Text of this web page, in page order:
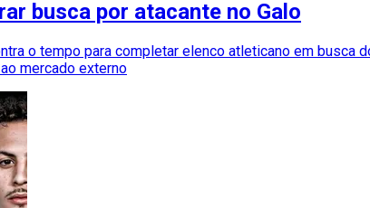
busca por atacante no Galo
o tempo para completar elenco atleticano em busca
mercado externo